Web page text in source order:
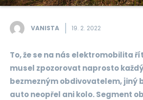
VANISTA 19. 2. 2022
To, že se na nás elektromobilita
musel zpozorovat naprosto
bezmezným obdivovatelem, jiný
auto neopřel ani kolo. Segment